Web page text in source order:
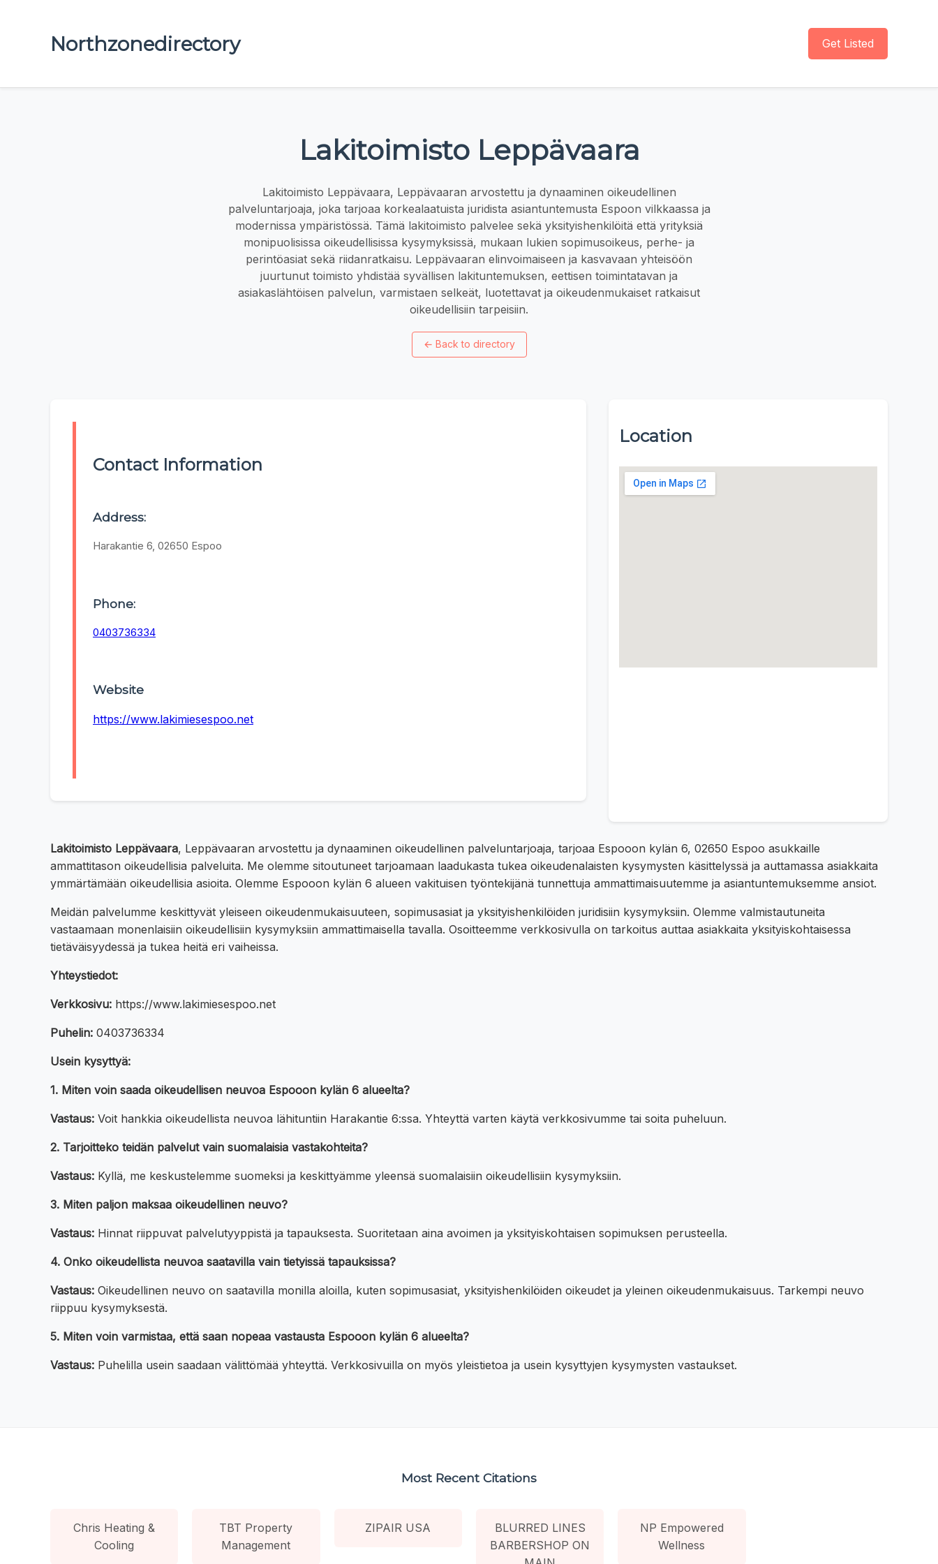
Northzonedirectory Get Listed
Lakitoimisto Leppävaara
Lakitoimisto Leppävaara, Leppävaaran arvostettu ja dynaaminen oikeudellinen
palveluntarjoaja, joka tarjoaa korkealaatuista juridista asiantuntemusta Espoon vilkkaassa ja
modernissa ympäristössä. Tämä lakitoimisto palvelee sekä yksityishenkilöitä että yrityksiä
monipuolisissa oikeudellisissa kysymyksissä, mukaan lukien sopimusoikeus, perhe- ja
perintöasiat sekä riidanratkaisu. Leppävaaran elinvoimaiseen ja kasvavaan yhteisöön
juurtunut toimisto yhdistää syvällisen lakituntemuksen, eettisen toimintatavan ja
asiakaslähtöisen palvelun, varmistaen selkeät, luotettavat ja oikeudenmukaiset ratkaisut
oikeudellisiin tarpeisiin.
← Back to directory
Contact Information
Address:
Harakantie 6, 02650 Espoo
Phone:
0403736334
Website
https://www.lakimiesespoo.net
Location
Lakitoimisto Leppävaara, Leppävaaran arvostettu ja dynaaminen oikeudellinen palveluntarjoaja, tarjoaa Espooon kylän 6, 02650 Espoo asukkaille
ammattitason oikeudellisia palveluita. Me olemme sitoutuneet tarjoamaan laadukasta tukea oikeudenalaisten kysymysten käsittelyssä ja auttamassa asiakkaita
ymmärtämään oikeudellisia asioita. Olemme Espooon kylän 6 alueen vakituisen työntekijänä tunnettuja ammattimaisuutemme ja asiantuntemuksemme ansiot.
Meidän palvelumme keskittyvät yleiseen oikeudenmukaisuuteen, sopimusasiat ja yksityishenkilöiden juridisiin kysymyksiin. Olemme valmistautuneita
vastaamaan monenlaisiin oikeudellisiin kysymyksiin ammattimaisella tavalla. Osoitteemme verkkosivulla on tarkoitus auttaa asiakkaita yksityiskohtaisessa
tietäväisyydessä ja tukea heitä eri vaiheissa.
Yhteystiedot:
Verkkosivu: https://www.lakimiesespoo.net
Puhelin: 0403736334
Usein kysyttyä:
1. Miten voin saada oikeudellisen neuvoa Espooon kylän 6 alueelta?
Vastaus: Voit hankkia oikeudellista neuvoa lähituntiin Harakantie 6:ssa. Yhteyttä varten käytä verkkosivumme tai soita puheluun.
2. Tarjoitteko teidän palvelut vain suomalaisia vastakohteita?
Vastaus: Kyllä, me keskustelemme suomeksi ja keskittyämme yleensä suomalaisiin oikeudellisiin kysymyksiin.
3. Miten paljon maksaa oikeudellinen neuvo?
Vastaus: Hinnat riippuvat palvelutyyppistä ja tapauksesta. Suoritetaan aina avoimen ja yksityiskohtaisen sopimuksen perusteella.
4. Onko oikeudellista neuvoa saatavilla vain tietyissä tapauksissa?
Vastaus: Oikeudellinen neuvo on saatavilla monilla aloilla, kuten sopimusasiat, yksityishenkilöiden oikeudet ja yleinen oikeudenmukaisuus. Tarkempi neuvo
riippuu kysymyksestä.
5. Miten voin varmistaa, että saan nopeaa vastausta Espooon kylän 6 alueelta?
Vastaus: Puhelilla usein saadaan välittömää yhteyttä. Verkkosivuilla on myös yleistietoa ja usein kysyttyjen kysymysten vastaukset.
Most Recent Citations
Chris Heating &
Cooling
TBT Property
Management
ZIPAIR USA
BLURRED LINES
BARBERSHOP ON
NP Empowered
Wellness